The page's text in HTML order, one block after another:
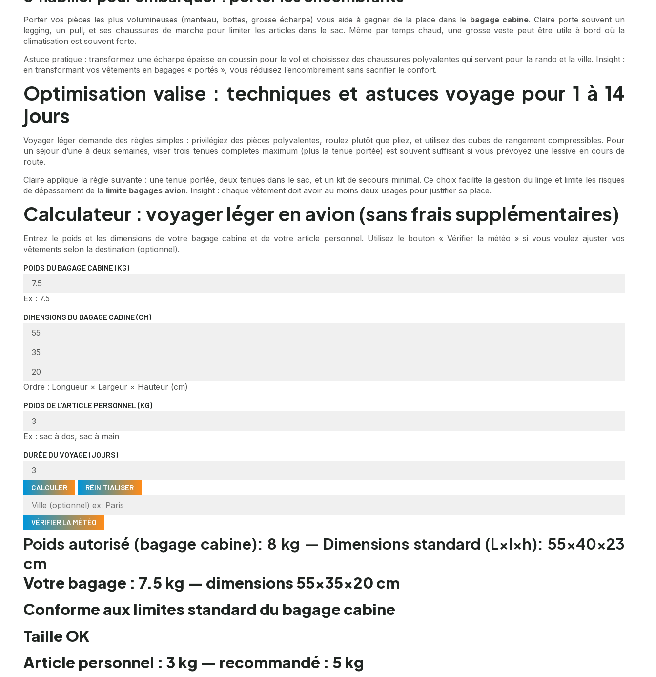
Porter vos pièces les plus volumineuses (manteau, bottes, grosse écharpe) vous aide à gagner de la place dans le bagage cabine. Claire porte souvent un
legging, un pull, et ses chaussures de marche pour limiter les articles dans le sac. Même par temps chaud, une grosse veste peut être utile à bord où la
climatisation est souvent forte.
Astuce pratique : transformez une écharpe épaisse en coussin pour le vol et choisissez des chaussures polyvalentes qui servent pour la rando et la ville. Insight :
en transformant vos vêtements en bagages « portés », vous réduisez l’encombrement sans sacrifier le confort.
Optimisation valise : techniques et astuces voyage pour 1 à 14
jours
Voyager léger demande des règles simples : privilégiez des pièces polyvalentes, roulez plutôt que pliez, et utilisez des cubes de rangement compressibles. Pour
un séjour d’une à deux semaines, viser trois tenues complètes maximum (plus la tenue portée) est souvent suffisant si vous prévoyez une lessive en cours de
route.
Claire applique la règle suivante : une tenue portée, deux tenues dans le sac, et un kit de secours minimal. Ce choix facilite la gestion du linge et limite les risques
de dépassement de la limite bagages avion. Insight : chaque vêtement doit avoir au moins deux usages pour justifier sa place.
Calculateur : voyager léger en avion (sans frais supplémentaires)
Entrez le poids et les dimensions de votre bagage cabine et de votre article personnel. Utilisez le bouton « Vérifier la météo » si vous voulez ajuster vos
vêtements selon la destination (optionnel).
POIDS DU BAGAGE CABINE (KG)
Ex : 7.5
DIMENSIONS DU BAGAGE CABINE (CM)
Ordre : Longueur × Largeur × Hauteur (cm)
POIDS DE L’ARTICLE PERSONNEL (KG)
Ex : sac à dos, sac à main
DURÉE DU VOYAGE (JOURS)
CALCULER RÉINITIALISER
VÉRIFIER LA MÉTÉO
Poids autorisé (bagage cabine): 8 kg — Dimensions standard (L×l×h): 55×40×23
cm
Votre bagage : 7.5 kg — dimensions 55×35×20 cm
Conforme aux limites standard du bagage cabine
Taille OK
Article personnel : 3 kg — recommandé : 5 kg